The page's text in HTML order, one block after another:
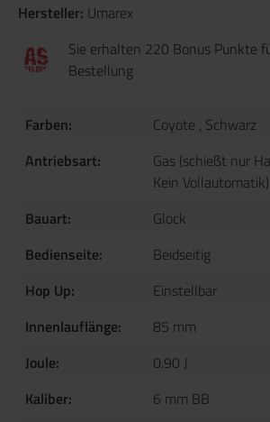
Hersteller: Umarex
Sie erhalten 220 Bonus Punkte
Bestellung
Farben: Coyote , Schwarz
Antriebsart:
Gas (schießt nur
Kein Vollautomatik)
Bauart:
Glock
Bedienseite:
Beidseitig
Hop Up:
Einstellbar
Innenlauflänge:
85 mm
Joule:
0.90 J
Kaliber:
6 mm BB